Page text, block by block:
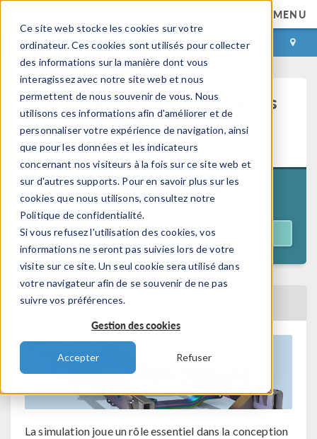
Ce site web stocke les cookies sur votre
ordinateur. Ces cookies sont utilisés pour collecter
des informations sur la manière dont vous
interagissez avec notre site web et nous
permettent de nous souvenir de vous. Nous
utilisons ces informations afin d'améliorer et de
personnaliser votre expérience de navigation, ainsi
que pour les données et les indicateurs
concernant nos visiteurs à la fois sur ce site web et
sur d'autres supports. Pour en savoir plus sur les
cookies que nous utilisons, consultez notre
Politique de confidentialité.
Si vous refusez l'utilisation des cookies, vos
informations ne seront pas suivies lors de votre
visite sur ce site. Un seul cookie sera utilisé dans
votre navigateur afin de se souvenir de ne pas
suivre vos préférences.
Gestion des cookies
Accepter Refuser
MENU
CONNEXION CONTACT
Modélisation en mécanique des
structures avec COMSOL
Multiphysics® - Archive
Précédemment diffusé le19 mai 2026
ACCÉDER AU WEBINAR
RETOUR AU CALENDRIER DES EVENEMENTS
La simulation joue un rôle essentiel dans la conception